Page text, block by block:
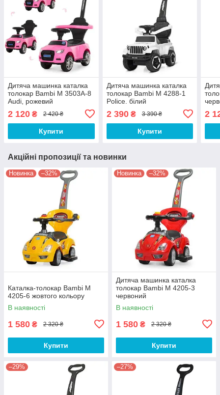
Дитяча машинка каталка
толокар Bambi M 3503A-8
Audi, рожевий
2 120 ₴ 2 420 ₴
Купити
Дитяча машинка каталка
толокар Bambi M 4288-1
Police. білий
2 390₴ 3 390 ₴
Купити
2
Акційні пропозиції та новинки
Новинка –32%
Каталка-толокар Bambi M
4205-6 жовтого кольору
В наявності
1 580 ₴ 2 320 ₴
Купити
Новинка –32%
Дитяча машинка каталка
толокар Bambi M 4205-3
червоний
В наявності
1 580 ₴ 2 320 ₴
Купити
–29% –27%